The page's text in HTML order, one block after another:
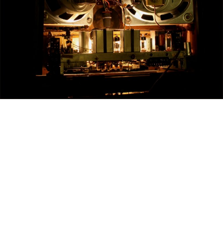
Luxuryradios by Tubesound © All Rights Reserved